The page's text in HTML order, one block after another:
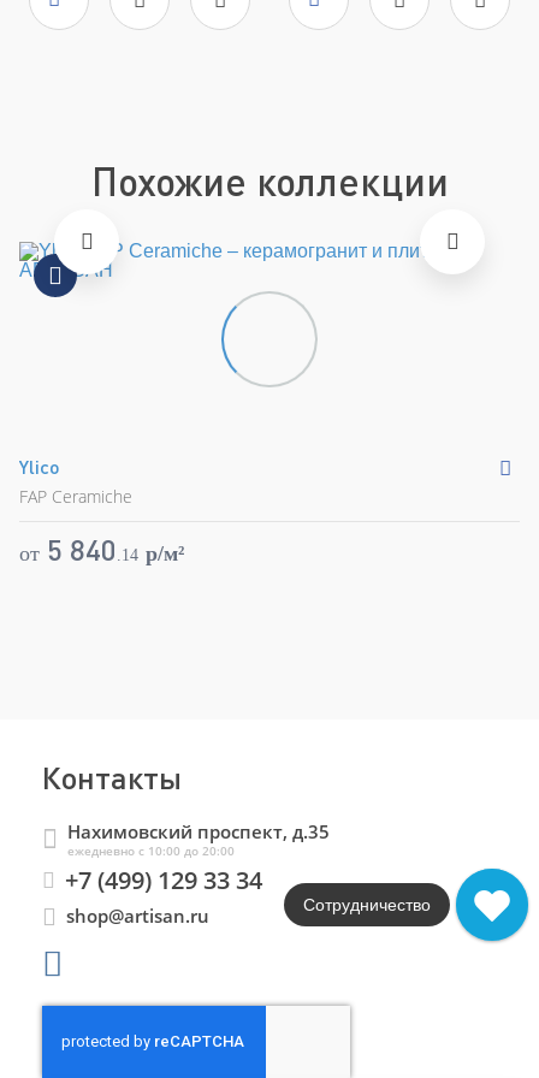
Поверхность
глянцевая
Артикул
Поверхность
глянцевая
Артикул
Похожие коллекции
Ylico
FAP Ceramiche
от 5 840 .14 p/м²
Контакты
Нахимовский проспект, д.35
ежедневно с 10:00 до 20:00
+7 (499) 129 33 34
shop@artisan.ru Сотрудничество